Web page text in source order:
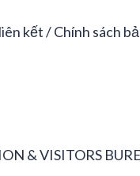
kết Chính sách
& VISITORS